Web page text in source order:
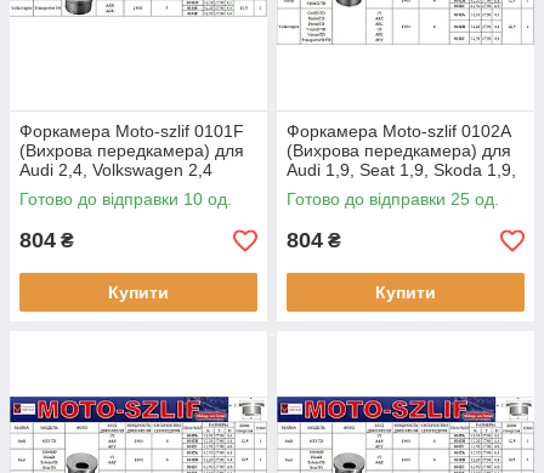
Форкамера Moto-szlif 0101F
(Вихрова передкамера) для
Audi 2,4, Volkswagen 2,4
Готово до відправки 10 од.
804 ₴
Купити
Форкамера Moto-szlif 0102A
(Вихрова передкамера) для
Audi 1,9, Seat 1,9, Skoda 1,9,
Volkswagen 1,9
Готово до відправки 25 од.
804 ₴
Купити